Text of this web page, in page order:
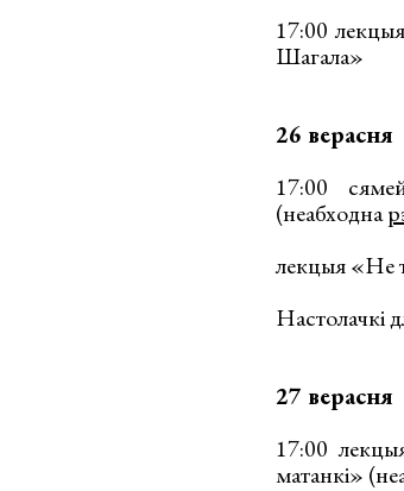
17:00
Шагала»
26 верасня
17:00
(неабходна
лекцыя «Не
Настолачкі
27 верасня
17:00
матанкі»